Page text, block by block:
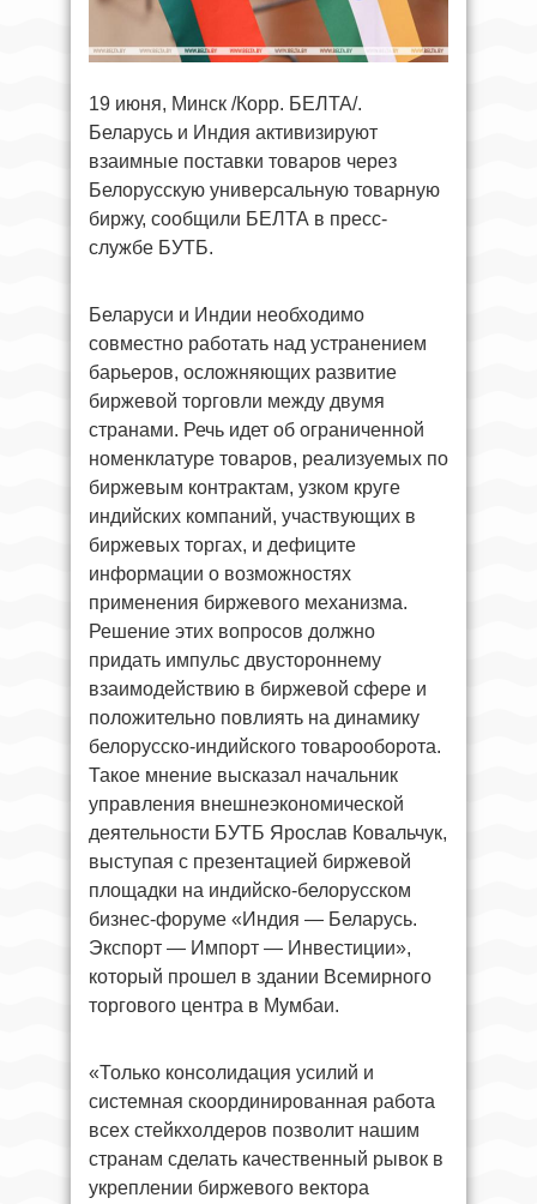
19 июня, Минск /Корр. БЕЛТА/.
Беларусь и Индия активизируют
взаимные поставки товаров через
Белорусскую универсальную товарную
биржу, сообщили БЕЛТА в пресс-
службе БУТБ.
Беларуси и Индии необходимо
совместно работать над устранением
барьеров, осложняющих развитие
биржевой торговли между двумя
странами. Речь идет об ограниченной
номенклатуре товаров, реализуемых по
биржевым контрактам, узком круге
индийских компаний, участвующих в
биржевых торгах, и дефиците
информации о возможностях
применения биржевого механизма.
Решение этих вопросов должно
придать импульс двустороннему
взаимодействию в биржевой сфере и
положительно повлиять на динамику
белорусско-индийского товарооборота.
Такое мнение высказал начальник
управления внешнеэкономической
деятельности БУТБ Ярослав Ковальчук,
выступая с презентацией биржевой
площадки на индийско-белорусском
бизнес-форуме «Индия — Беларусь.
Экспорт — Импорт — Инвестиции»,
который прошел в здании Всемирного
торгового центра в Мумбаи.
«Только консолидация усилий и
системная скоординированная работа
всех стейкхолдеров позволит нашим
странам сделать качественный рывок в
укреплении биржевого вектора